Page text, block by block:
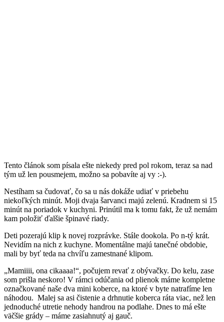
Tento článok som písala ešte niekedy pred pol rokom, teraz sa nad
tým už len pousmejem, možno sa pobavíte aj vy :-).
Nestíham sa čudovať, čo sa u nás dokáže udiať v priebehu
niekoľkých minút. Moji dvaja šarvanci majú zelenú. Kradnem si 15
minút na poriadok v kuchyni. Prinútil ma k tomu fakt, že už nemám
kam položiť ďalšie špinavé riady.
Deti pozerajú klip k novej rozprávke. Stále dookola. Po n-tý krát.
Nevidím na nich z kuchyne. Momentálne majú tanečné obdobie,
mali by byť teda na chvíľu zamestnané klipom.
„Mamiiii, ona cikaaaa!“, počujem revať z obývačky. Do kelu, zase
som prišla neskoro! V rámci odúčania od plienok máme kompletne
označkované naše dva mini koberce, na ktoré v byte natrafíme len
náhodou. Malej sa asi čistenie a drhnutie koberca ráta viac, než len
jednoduché utretie nehody handrou na podlahe. Dnes to má ešte
väčšie grády – máme zasiahnutý aj gauč.